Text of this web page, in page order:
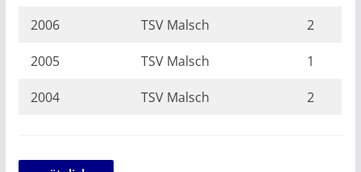
2006 TSV Malsch 2
2005 TSV Malsch 1
2004 TSV Malsch 2